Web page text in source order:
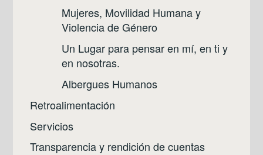
Mujeres, Movilidad Humana y
Violencia de Género
Un Lugar para pensar en mí, en ti y
en nosotras.
Albergues Humanos
Retroalimentación
Servicios
Transparencia y rendición de cuentas